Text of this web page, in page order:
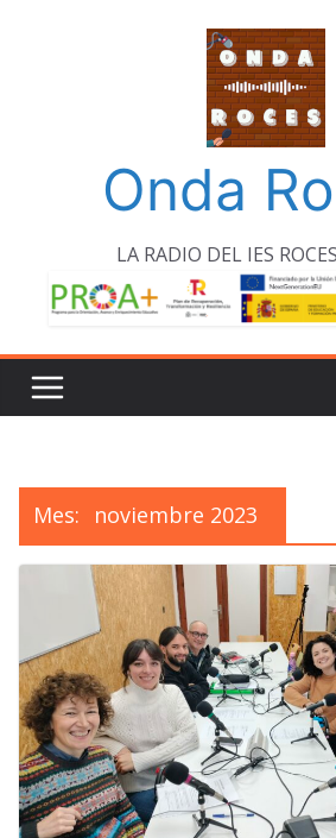
Onda
LA RADIO DEL IES
Mes: noviembre 2023